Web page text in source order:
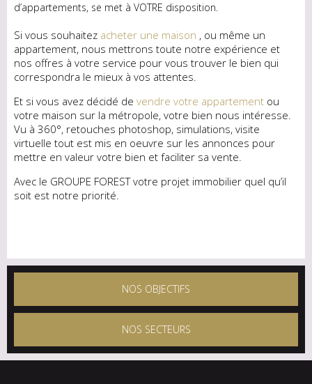
d’appartements, se met à VOTRE disposition.
Si vous souhaitez acheter une maison , ou même un
appartement, nous mettrons toute notre expérience et
nos offres à votre service pour vous trouver le bien qui
correspondra le mieux à vos attentes.
Et si vous avez décidé de vendre votre appartement ou
votre maison sur la métropole, votre bien nous intéresse.
Vu à 360°, retouches photoshop, simulations, visite
virtuelle tout est mis en oeuvre sur les annonces pour
mettre en valeur votre bien et faciliter sa vente.
Avec le GROUPE FOREST votre projet immobilier quel qu’il
soit est notre priorité.
NOS OBJECTIFS
NOS SECTEURS